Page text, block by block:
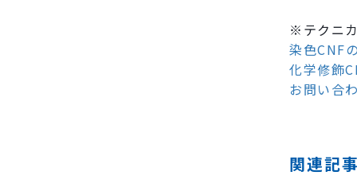
※テクニ
染色CNF
化学修飾
お問い合
関連記